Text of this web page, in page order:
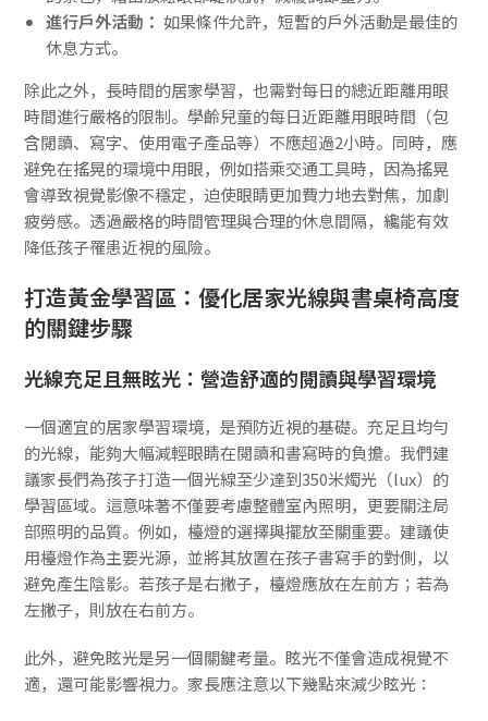
進行戶外活動： 如果條件允許，短暫的戶外活動是最佳的
休息方式。
除此之外，長時間的居家學習，也需對每日的總近距離用眼
時間進行嚴格的限制。學齡兒童的每日近距離用眼時間（包
含閱讀、寫字、使用電子產品等）不應超過2小時。同時，應
避免在搖晃的環境中用眼，例如搭乘交通工具時，因為搖晃
會導致視覺影像不穩定，迫使眼睛更加費力地去對焦，加劇
疲勞感。透過嚴格的時間管理與合理的休息間隔，纔能有效
降低孩子罹患近視的風險。
打造黃金學習區：優化居家光線與書桌椅高度
的關鍵步驟
光線充足且無眩光：營造舒適的閱讀與學習環境
一個適宜的居家學習環境，是預防近視的基礎。充足且均勻
的光線，能夠大幅減輕眼睛在閱讀和書寫時的負擔。我們建
議家長們為孩子打造一個光線至少達到350米燭光（lux）的
學習區域。這意味著不僅要考慮整體室內照明，更要關注局
部照明的品質。例如，檯燈的選擇與擺放至關重要。建議使
用檯燈作為主要光源，並將其放置在孩子書寫手的對側，以
避免產生陰影。若孩子是右撇子，檯燈應放在左前方；若為
左撇子，則放在右前方。
此外，避免眩光是另一個關鍵考量。眩光不僅會造成視覺不
適，還可能影響視力。家長應注意以下幾點來減少眩光：